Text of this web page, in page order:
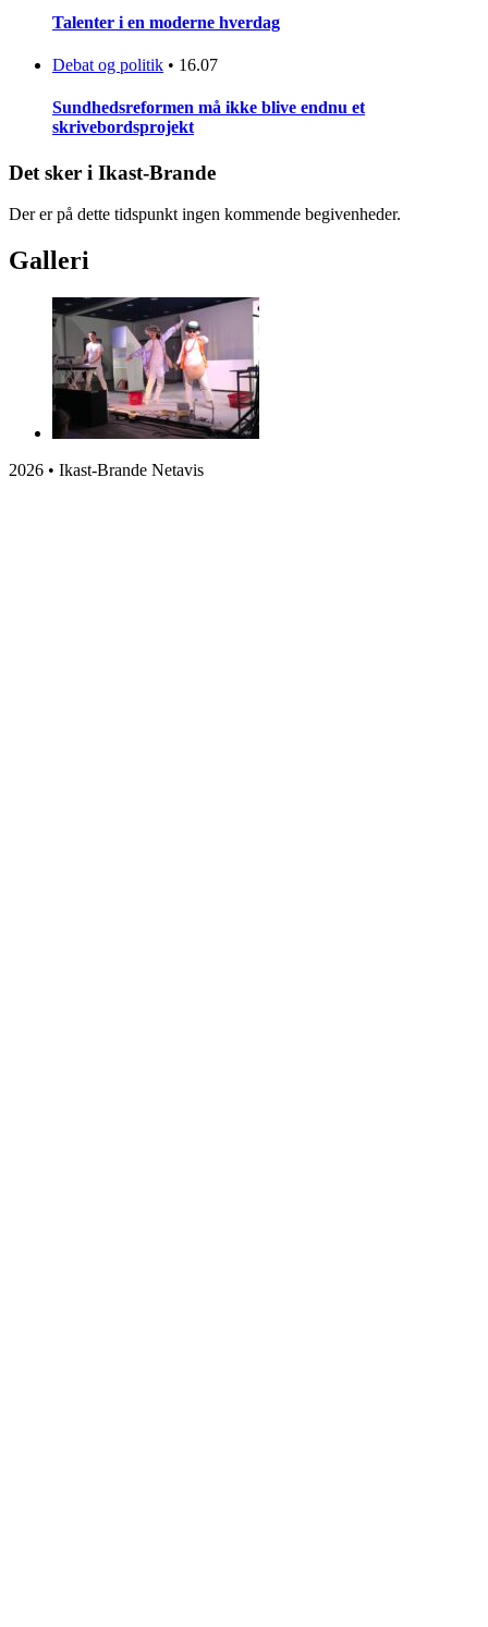
Talenter i en moderne hverdag
Debat og politik • 16.07
Sundhedsreformen må ikke blive endnu et
skrivebordsprojekt
Det sker i Ikast-Brande
Der er på dette tidspunkt ingen kommende begivenheder.
Galleri
2026 • Ikast-Brande Netavis